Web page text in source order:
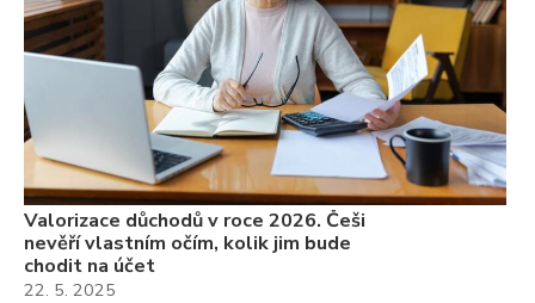
Valorizace důchodů v roce 2026. Češi
nevěří vlastním očím, kolik jim bude
chodit na účet
22. 5. 2025